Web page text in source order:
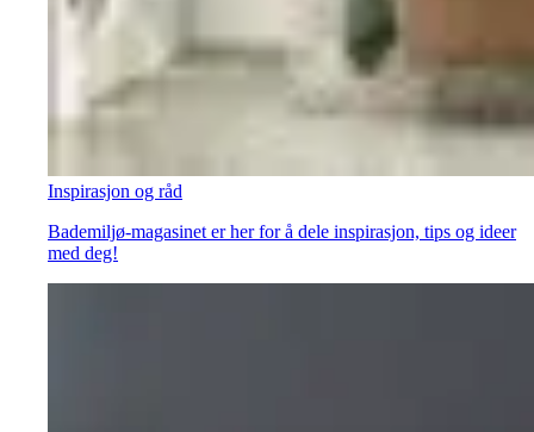
Inspirasjon og råd
Bademiljø-magasinet er her for å dele inspirasjon, tips og ideer
med deg!